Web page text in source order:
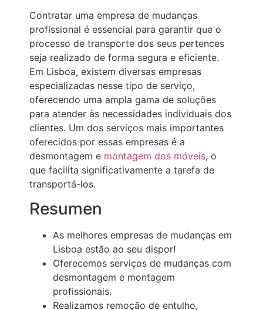
Contratar uma empresa de mudanças
profissional é essencial para garantir que o
processo de transporte dos seus pertences
seja realizado de forma segura e eficiente.
Em Lisboa, existem diversas empresas
especializadas nesse tipo de serviço,
oferecendo uma ampla gama de soluções
para atender às necessidades individuais dos
clientes. Um dos serviços mais importantes
oferecidos por essas empresas é a
desmontagem e montagem dos móveis, o
que facilita significativamente a tarefa de
transportá-los.
Resumen
As melhores empresas de mudanças em
Lisboa estão ao seu dispor!
Oferecemos serviços de mudanças com
desmontagem e montagem
profissionais.
Realizamos remoção de entulho,